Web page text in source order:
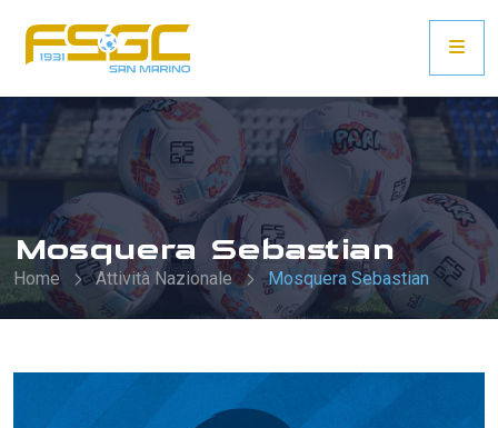
Mosquera Sebastian
Home Attività Nazionale Mosquera Sebastian